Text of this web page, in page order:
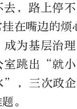
去，路上停
在嘴边的
成为基层治
室跳出“就
，三次政企
。